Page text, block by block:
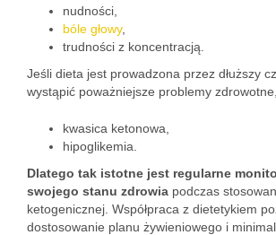
nudności,
bóle głowy,
trudności z koncentracją.
Jeśli dieta jest prowadzona przez dłuższy
wystąpić poważniejsze problemy
kwasica ketonowa,
hipoglikemia.
Dlatego tak istotne jest regularne
swojego stanu zdrowia podczas
ketogenicznej. Współpraca z dietetykiem
dostosowanie planu żywieniowego i